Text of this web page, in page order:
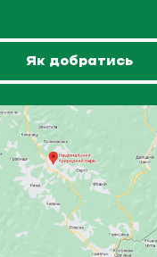
Як добратись